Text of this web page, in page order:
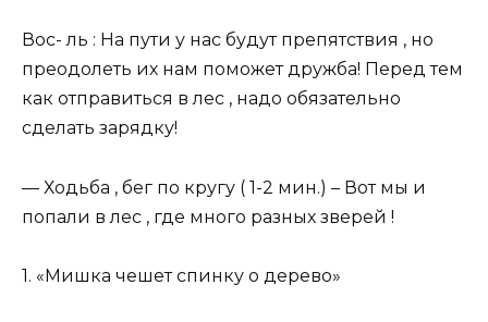
Вос- ль : На пути у нас будут препятствия , но
преодолеть их нам поможет дружба! Перед тем
как отправиться в лес , надо обязательно
сделать зарядку!
— Ходьба , бег по кругу ( 1-2 мин.) – Вот мы и
попали в лес , где много разных зверей !
1. «Мишка чешет спинку о дерево»